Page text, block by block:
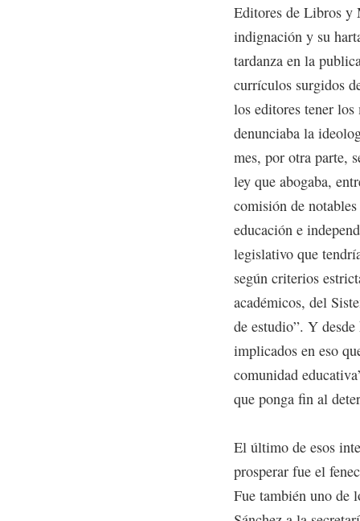
Editores de Libros y
indignación y su
tardanza en la
currículos surgidos
los editores tener
denunciaba la
mes, por otra parte,
ley que abogaba,
comisión de
educación e
legislativo que
según criterios
académicos, del
de estudio”. Y
implicados en eso
comunidad
que ponga fin al
El último de esos
prosperar fue el
Fue también uno de